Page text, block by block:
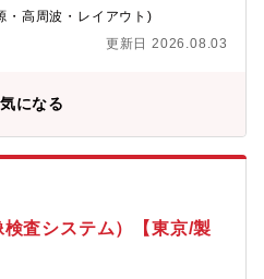
を目指しています。＜やりがい＞
の困りごとを解決することで、品
ることができます。さらに、国内
性が高まっています。今後さらに
を活用した課題解決を推進でき
れた専門性や経験を活かし、仕
な改善活動を推進いただくこと
ー（キーサイト製）を使った基板
粗度/元素分析/基材の電気特
機能調査グループについて＞当
向け提案データのもととなるた
な役割を担っており、銅箔の拡
ザー工場である上尾工場以外に
籍しており、日常的な測定業務
当グループでは、新規測定技術
にマーケティング部門/開発部門/
門です。＜補足事項＞・福岡で基
長くて月曜～金曜まで）の国内
・高周波・レイアウト)
更新日 2026.08.03
気になる
査システム）【東京/製